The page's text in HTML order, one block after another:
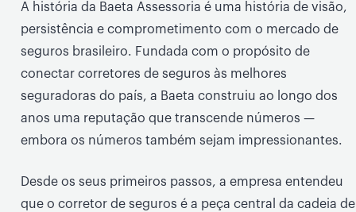
A história da Baeta Assessoria é uma história de visão,
persistência e comprometimento com o mercado de
seguros brasileiro. Fundada com o propósito de
conectar corretores de seguros às melhores
seguradoras do país, a Baeta construiu ao longo dos
anos uma reputação que transcende números —
embora os números também sejam impressionantes.
Desde os seus primeiros passos, a empresa entendeu
que o corretor de seguros é a peça central da cadeia de